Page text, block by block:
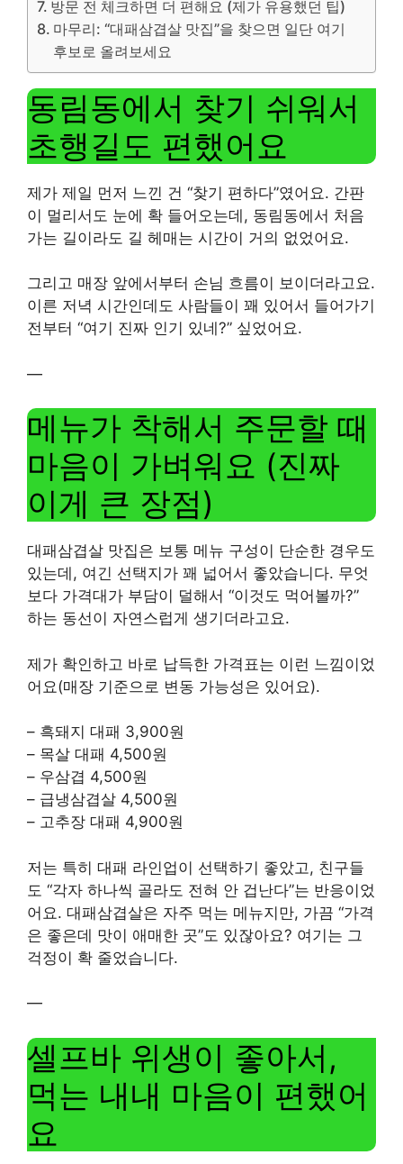
방문 전 체크하면 더 편해요 (제가 유용했던 팁)
마무리: “대패삼겹살 맛집”을 찾으면 일단 여기
후보로 올려보세요
동림동에서 찾기 쉬워서
초행길도 편했어요
제가 제일 먼저 느낀 건 “찾기 편하다”였어요. 간판
이 멀리서도 눈에 확 들어오는데, 동림동에서 처음
가는 길이라도 길 헤매는 시간이 거의 없었어요.
그리고 매장 앞에서부터 손님 흐름이 보이더라고요.
이른 저녁 시간인데도 사람들이 꽤 있어서 들어가기
전부터 “여기 진짜 인기 있네?” 싶었어요.
—
메뉴가 착해서 주문할 때
마음이 가벼워요 (진짜
이게 큰 장점)
대패삼겹살 맛집은 보통 메뉴 구성이 단순한 경우도
있는데, 여긴 선택지가 꽤 넓어서 좋았습니다. 무엇
보다 가격대가 부담이 덜해서 “이것도 먹어볼까?”
하는 동선이 자연스럽게 생기더라고요.
제가 확인하고 바로 납득한 가격표는 이런 느낌이었
어요(매장 기준으로 변동 가능성은 있어요).
– 흑돼지 대패 3,900원
– 목살 대패 4,500원
– 우삼겹 4,500원
– 급냉삼겹살 4,500원
– 고추장 대패 4,900원
저는 특히 대패 라인업이 선택하기 좋았고, 친구들
도 “각자 하나씩 골라도 전혀 안 겁난다”는 반응이었
어요. 대패삼겹살은 자주 먹는 메뉴지만, 가끔 “가격
은 좋은데 맛이 애매한 곳”도 있잖아요? 여기는 그
걱정이 확 줄었습니다.
—
셀프바 위생이 좋아서,
먹는 내내 마음이 편했어
요